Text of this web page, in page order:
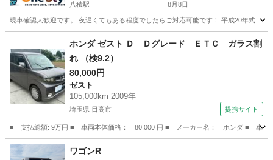
八積駅 8月8日
現車確認大歓迎です。 夜遅くてもある程度でしたらご対応可能です！ 平成20年式
八積駅 バモス
ホンダ ゼスト Ｄ Ｄグレード ＥＴＣ ガラス割
れ （検9.2）
80,000円
ゼスト
105,000km 2009年
埼玉県 日高市 提携サイト
■ 支払総額: 9万円 ■ 車両本体価格： 80,000 円 ■ メーカー名： ホンダ ■
埼玉 日高市 ゼスト
ワゴンR